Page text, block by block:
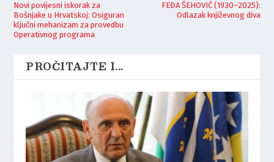
Novi povijesni iskorak za
Bošnjake u Hrvatskoj: Osiguran
ključni mehanizam za provedbu
Operativnog programa
FEĐA ŠEHOVIĆ (1930–2025):
Odlazak književnog diva
PROČITAJTE I...